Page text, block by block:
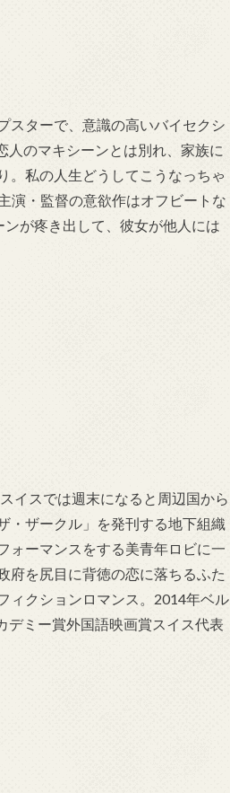
スターで、意識の高いバイセクシ
のマキシーンとは別れ、家族に
。私の人生どうしてこうなっちゃ
演・監督の意欲作はオフビートな
が疼き出して、彼女が他人には
イスでは週末になると周辺国から
・ザークル」を発刊する地下組織
ォーマンスをする美青年ロビに一
府を尻目に背徳の恋に落ちるふた
ィクションロマンス。2014年ベル
デミー賞外国語映画賞スイス代表